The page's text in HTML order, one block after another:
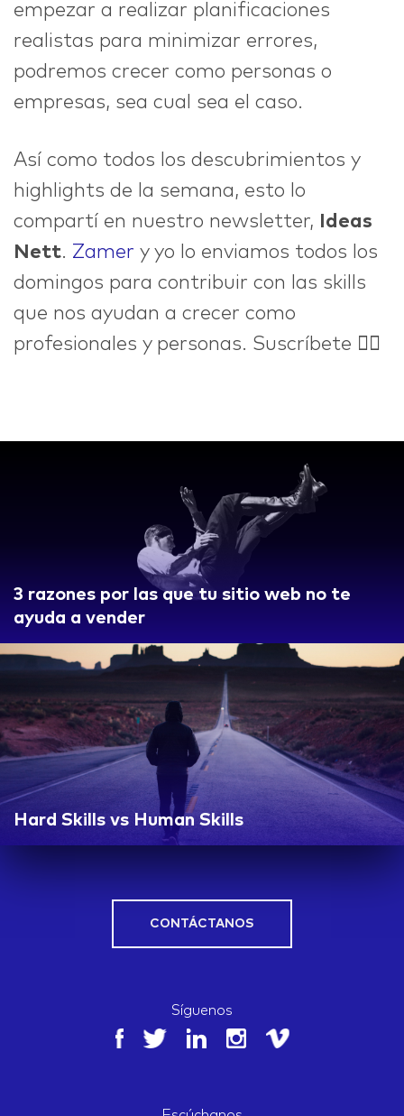
empezar a realizar planificaciones
realistas para minimizar errores,
podremos crecer como personas o
empresas, sea cual sea el caso.
Así como todos los descubrimientos y
highlights de la semana, esto lo
compartí en nuestro newsletter,
Ideas
Nett. Zamer y yo lo enviamos todos los
domingos para contribuir con las skills
que nos ayudan a crecer como
profesionales y personas. Suscríbete 👇🏼
3 razones por las que tu sitio web no te
ayuda a vender
Hard Skills vs Human Skills
CONTÁCTANOS
Síguenos